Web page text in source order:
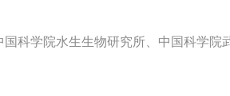
科学院水生生物研究所、中国科学